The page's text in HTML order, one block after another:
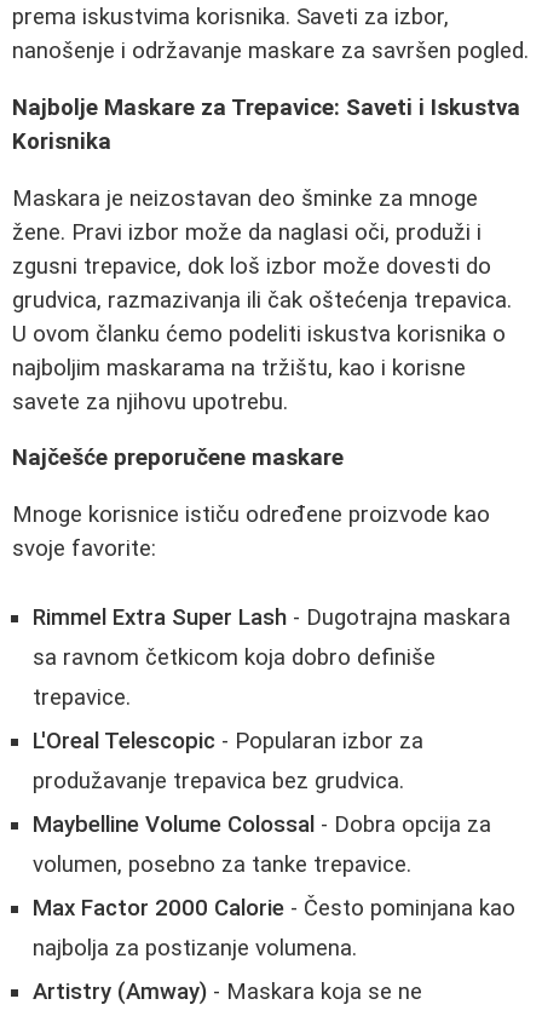
prema iskustvima korisnika. Saveti za izbor,
nanošenje i održavanje maskare za savršen pogled.
Najbolje Maskare za Trepavice: Saveti i Iskustva
Korisnika
Maskara je neizostavan deo šminke za mnoge
žene. Pravi izbor može da naglasi oči, produži i
zgusni trepavice, dok loš izbor može dovesti do
grudvica, razmazivanja ili čak oštećenja trepavica.
U ovom članku ćemo podeliti iskustva korisnika o
najboljim maskarama na tržištu, kao i korisne
savete za njihovu upotrebu.
Najčešće preporučene maskare
Mnoge korisnice ističu određene proizvode kao
svoje favorite:
Rimmel Extra Super Lash - Dugotrajna maskara
sa ravnom četkicom koja dobro definiše
trepavice.
L'Oreal Telescopic - Popularan izbor za
produžavanje trepavica bez grudvica.
Maybelline Volume Colossal - Dobra opcija za
volumen, posebno za tanke trepavice.
Max Factor 2000 Calorie - Često pominjana kao
najbolja za postizanje volumena.
Artistry (Amway) - Maskara koja se ne